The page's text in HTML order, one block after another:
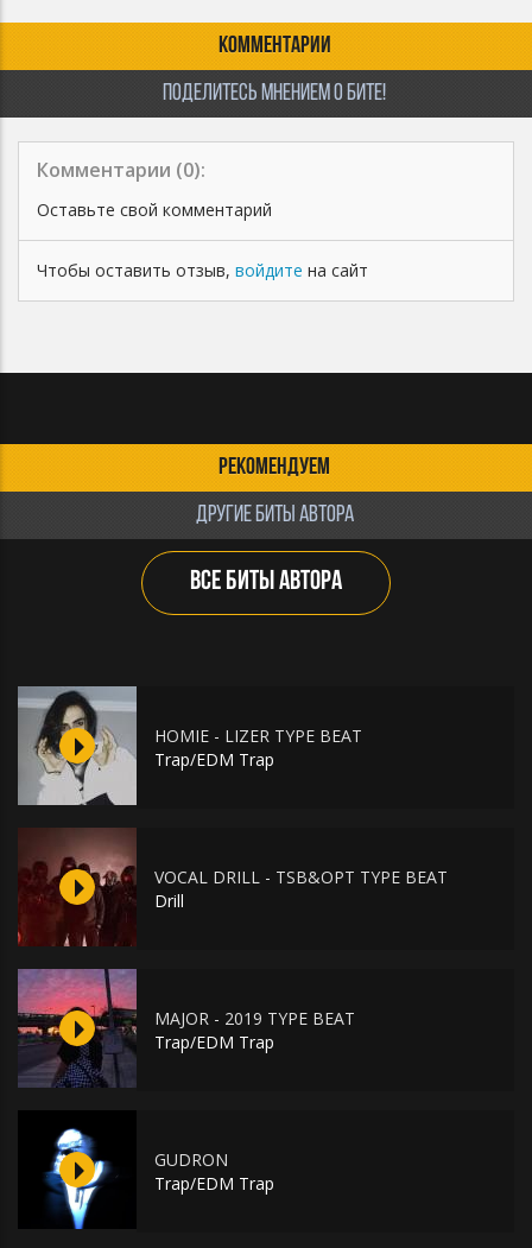
ограничений по количеству просмотров. (Без регистрации
Вы можете использовать Песню записанную на бит в
рекламном аудио или видеоролике.
Неограниченное число коммерческих выступлений.
Неограниченные ротации на радиостанциях и на ТВ.
КОММЕНТАРИИ
ПОДЕЛИТЕСЬ МНЕНИЕМ О БИТЕ!
Комментарии (0):
Оставьте свой комментарий
Чтобы оставить отзыв, войдите на сайт
РЕКОМЕНДУЕМ
ДРУГИЕ БИТЫ АВТОРА
ВСЕ БИТЫ АВТОРА
HOMIE - LIZER TYPE BEAT
Trap/EDM Trap
VOCAL DRILL - TSB&OPT TYPE BEAT
Drill
MAJOR - 2019 TYPE BEAT
Trap/EDM Trap
GUDRON
Trap/EDM Trap